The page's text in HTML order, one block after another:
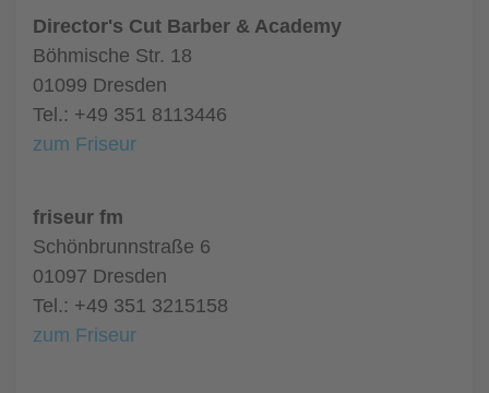
Director's Cut Barber & Academy
Böhmische Str. 18
01099 Dresden
Tel.: +49 351 8113446
zum Friseur
friseur fm
Schönbrunnstraße 6
01097 Dresden
Tel.: +49 351 3215158
zum Friseur